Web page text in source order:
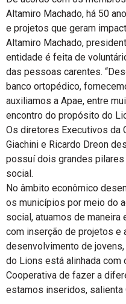
Altamiro Machado, há 50
e projetos que geram
Altamiro Machado,
entidade é feita de
das pessoas carentes.
banco ortopédico,
auxiliamos a Apae, entre
encontro do propósito do
Os diretores Executivos da
Giachini e Ricardo Dreon
possuí dois grandes
social.
No âmbito econômico
os municípios por meio do
social, atuamos de
com inserção de projetos e
desenvolvimento de
do Lions está alinhada
Cooperativa de fazer a
estamos inseridos, salienta